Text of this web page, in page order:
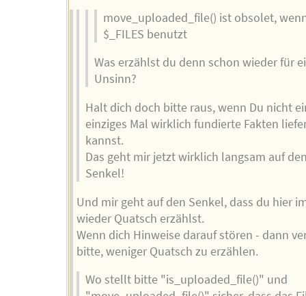
move_uploaded_file() ist obsolet,
$_FILES benutzt
Was erzählst du denn schon wieder für
Unsinn?
Halt dich doch bitte raus, wenn Du nicht
einziges Mal wirklich fundierte Fakten
kannst.
Das geht mir jetzt wirklich langsam auf
Senkel!
Und mir geht auf den Senkel, dass du hier
wieder Quatsch erzählst.
Wenn dich Hinweise darauf stören - dann
bitte, weniger Quatsch zu erzählen.
Wo stellt bitte "is_uploaded_file()" und